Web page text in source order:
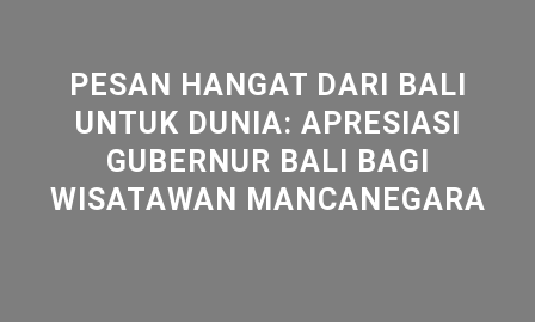
PESAN HANGAT DARI BALI
UNTUK DUNIA: APRESIASI
GUBERNUR BALI BAGI
WISATAWAN MANCANEGARA